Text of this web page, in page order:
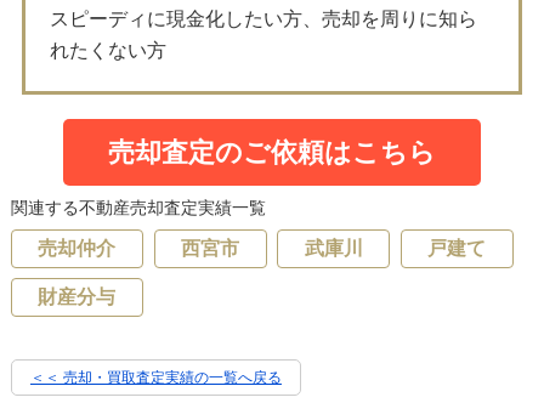
スピーディに現金化したい方、売却を周りに知ら
れたくない方
売却査定のご依頼はこちら
関連する不動産売却査定実績一覧
売却仲介 西宮市 武庫川 戸建て
財産分与
＜＜ 売却・買取査定実績の一覧へ戻る